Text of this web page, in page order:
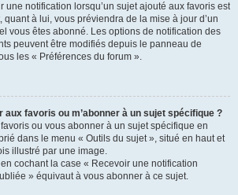
une notification lorsqu’un sujet ajouté aux favoris est
quant à lui, vous préviendra de la mise à jour d’un
vous êtes abonné. Les options de notification des
peuvent être modifiés depuis le panneau de
les « Préférences du forum ».
aux favoris ou m’abonner à un sujet spécifique ?
ou vous abonner à un sujet spécifique en
dans le menu « Outils du sujet », situé en haut et
illustré par une image.
cochant la case « Recevoir une notification
» équivaut à vous abonner à ce sujet.